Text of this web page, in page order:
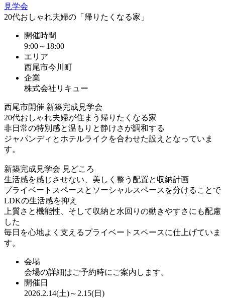
見学会
20代おしゃれ夫婦の「帰りたくなる家」
開催時間
9:00～18:00
エリア
西尾市今川町
企業
株式会社リキュー
西尾市開催 新築完成見学会
20代おしゃれ夫婦が住まう帰りたくなる家
非日常の特別感と温もりと静けさが調和する
ジャパンディとホテルライクを合わせた設えとなっていま
す。
新築完成見学会 見どころ
生活感を感じさせない、美しく整う配置と収納計画
プライベートスペースとソーシャルスペースを分けることで
LDKの生活感を抑え
上質さと機能性、そして収納と水回りの動きやすさにも配慮
した
毎日を心地よく支えるプライベートスペースに仕上げていま
す。
会場
会場の詳細はご予約時にご案内します。
開催日
2026.2.14(土)～2.15(日)